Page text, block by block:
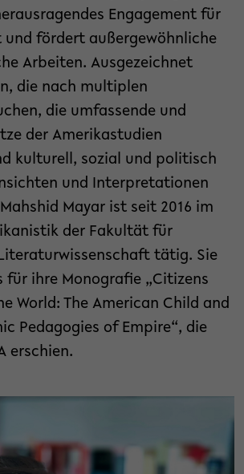
Engagement für
und fördert außergewöhnliche
Arbeiten. Ausgezeichnet
die nach multiplen
die umfassende und
der Amerikastudien
kulturell, sozial und politisch
und Interpretationen
Mayar ist seit 2016 im
der Fakultät für
tätig. Sie
für ihre Monografie „Citizens
World: The American Child and
Pedagogies of Empire“, die
erschien.